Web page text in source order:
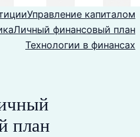
Управление капиталом
Личный финансовый план
Технологии в финансах
план